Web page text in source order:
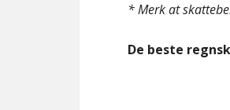
* Merk at
De beste